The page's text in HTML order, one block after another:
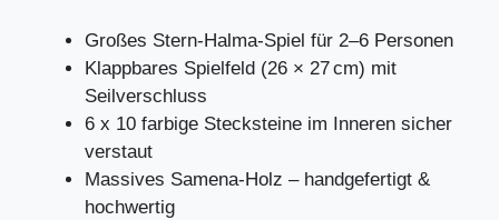
Großes Stern-Halma-Spiel für 2–6 Personen
Klappbares Spielfeld (26 × 27 cm) mit
Seilverschluss
6 x 10 farbige Stecksteine im Inneren sicher
verstaut
Massives Samena-Holz – handgefertigt &
hochwertig